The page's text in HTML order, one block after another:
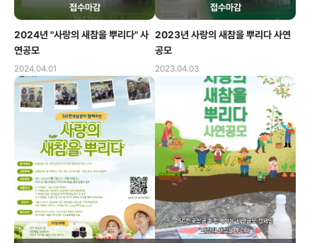
접수마감
2024년 "사랑의 새참을 뿌리다" 사
연공모
2024.04.01
접수마감
2023년 사랑의 새참을 뿌리다 사연
공모
2023.04.03